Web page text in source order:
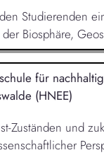
Studierenden
Biosphäre,
für
(HNEE)
Zuständen und